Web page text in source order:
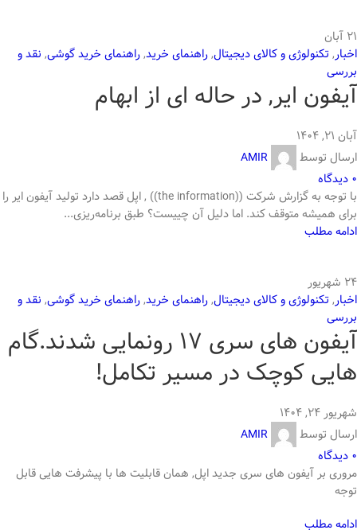
21 آبان
اخبار, تکنولوژی و کالای دیجیتال,راهنمای خرید,راهنمای خرید گوشی, نقد و
بررسی
آیفون ایر, در حاله ای از ابهام
آبان ۲۱, ۱۴۰۴
ارسال توسط
AMIR
0 دیدگاه
با توجه به گزارش شرکت ((the information)) , اپل قصد دارد تولید آیفون ایر را
برای همیشه متوقف کند. اما دلیل آن چییست؟ طبق برنامه‌ریزی...
ادامه مطلب
24 شهریور
اخبار, تکنولوژی و کالای دیجیتال,راهنمای خرید,راهنمای خرید گوشی, نقد و
بررسی
آیفون های سری 17 رونمایی شدند.گام
هایی کوچک در مسیر تکامل!
شهریور ۲۴, ۱۴۰۴
ارسال توسط
AMIR
0 دیدگاه
مروری بر آیفون های سری جدید اپل, همان قابلیت ها با پیشرفت هایی قابل
توجه
ادامه مطلب